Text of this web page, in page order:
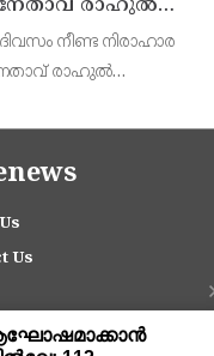
നേതാവ് രാഹുൽ
; സോനം
നീണ്ട നിരാഹാര
രാഹുൽ
ശ്രമിച്ചിര
Us